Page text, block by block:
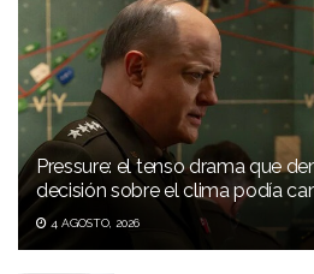
Pressure: el tenso drama que
decisión sobre el clima podía
4 AGOSTO, 2026